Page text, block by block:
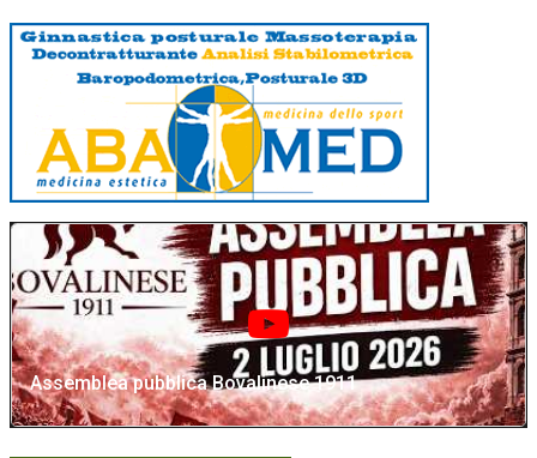
Assemblea pubblica Bovalinese 1911